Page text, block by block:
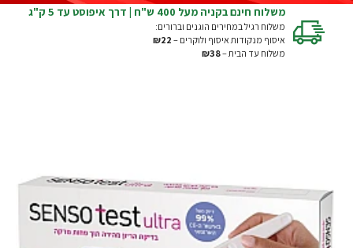
משלוח חינם בקניה מעל 400 ש"ח | דרך איפוסט עד 5 ק"ג
משלוח רגיל במחירים הוגנים וברורים:
איסוף מנקודות איסוף ולוקרים – ₪22
משלוח עד הבית –₪38